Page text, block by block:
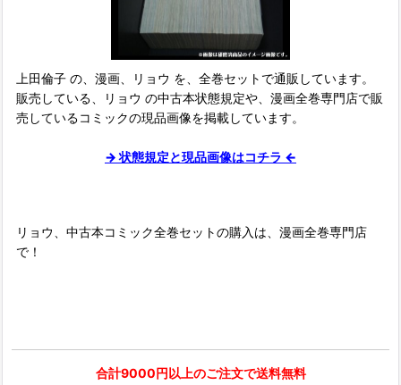
上田倫子 の、漫画、リョウ を、全巻セットで通販しています。
販売している、リョウ の中古本状態規定や、漫画全巻専門店で販
売しているコミックの現品画像を掲載しています。
→ 状態規定と現品画像はコチラ ←
リョウ、中古本コミック全巻セットの購入は、漫画全巻専門店
で！
合計9000円以上のご注文で送料無料